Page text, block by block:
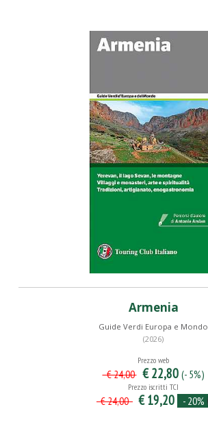
Armenia
Guide Verdi Europa e Mondo
(2026)
Prezzo web
€ 24,00 € 22,80 (- 5%)
Prezzo iscritti TCI
€ 24,00 € 19,20 - 20%